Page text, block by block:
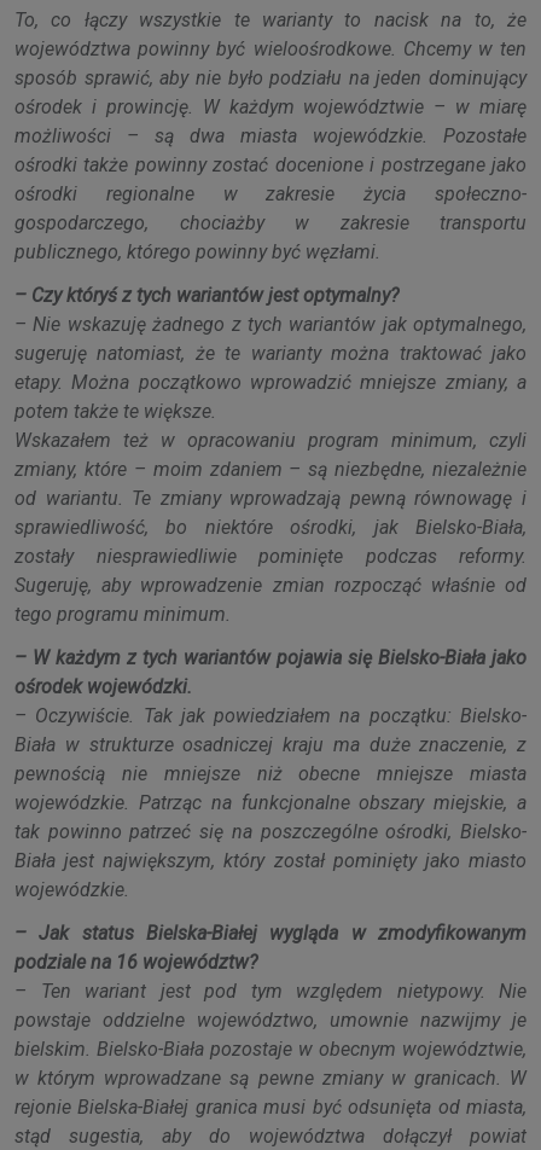
To, co łączy wszystkie te warianty to nacisk na to, że
województwa powinny być wieloośrodkowe. Chcemy w ten
sposób sprawić, aby nie było podziału na jeden dominujący
ośrodek i prowincję. W każdym województwie – w miarę
możliwości – są dwa miasta wojewódzkie. Pozostałe
ośrodki także powinny zostać docenione i postrzegane jako
ośrodki regionalne w zakresie życia społeczno-
gospodarczego, chociażby w zakresie transportu
publicznego, którego powinny być węzłami.
– Czy któryś z tych wariantów jest optymalny?
– Nie wskazuję żadnego z tych wariantów jak optymalnego,
sugeruję natomiast, że te warianty można traktować jako
etapy. Można początkowo wprowadzić mniejsze zmiany, a
potem także te większe.
Wskazałem też w opracowaniu program minimum, czyli
zmiany, które – moim zdaniem – są niezbędne, niezależnie
od wariantu. Te zmiany wprowadzają pewną równowagę i
sprawiedliwość, bo niektóre ośrodki, jak Bielsko-Biała,
zostały niesprawiedliwie pominięte podczas reformy.
Sugeruję, aby wprowadzenie zmian rozpocząć właśnie od
tego programu minimum.
– W każdym z tych wariantów pojawia się Bielsko-Biała jako
ośrodek wojewódzki.
– Oczywiście. Tak jak powiedziałem na początku: Bielsko-
Biała w strukturze osadniczej kraju ma duże znaczenie, z
pewnością nie mniejsze niż obecne mniejsze miasta
wojewódzkie. Patrząc na funkcjonalne obszary miejskie, a
tak powinno patrzeć się na poszczególne ośrodki, Bielsko-
Biała jest największym, który został pominięty jako miasto
wojewódzkie.
– Jak status Bielska-Białej wygląda w zmodyfikowanym
podziale na 16 województw?
– Ten wariant jest pod tym względem nietypowy. Nie
powstaje oddzielne województwo, umownie nazwijmy je
bielskim. Bielsko-Biała pozostaje w obecnym województwie,
w którym wprowadzane są pewne zmiany w granicach. W
rejonie Bielska-Białej granica musi być odsunięta od miasta,
stąd sugestia, aby do województwa dołączył powiat